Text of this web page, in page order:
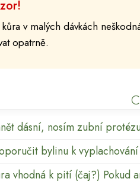
v malých dávkách
opatrně.
dásní, nosím zubní
bylinu k
vhodná k pití (čaj?) Pokud